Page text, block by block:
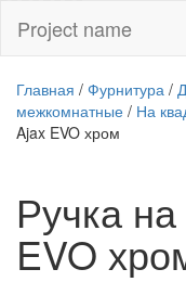
Project name
Главная / Фурнитура /
межкомнатные / На
Ajax EVO хром
Ручка
EVO